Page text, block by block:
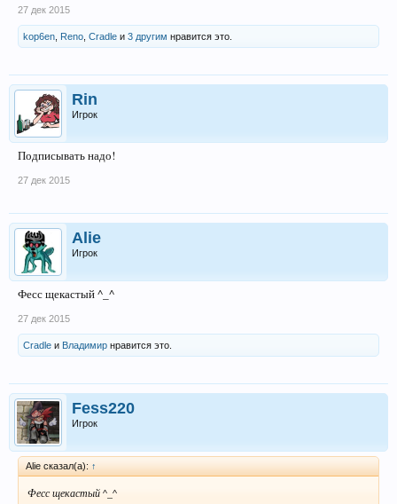
27 дек 2015
kop6en Reno Cradle и 3 другим нравится это.
Rin
Игрок
Подписывать надо!
27 дек 2015
Alie
Игрок
Фесс щекастый ^_^
27 дек 2015
Cradle и Владимир нравится это.
Fess220
Игрок
Alie сказал(а): ↑
Фесс щекастый ^_^